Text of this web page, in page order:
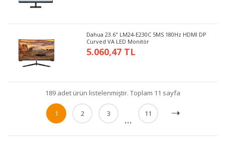
Dahua 23.6" LM24-E230C 5MS 180Hz HDMI DP
Curved VA LED Monitör
5.060,47 TL
189 adet ürün listelenmiştir. Toplam 11 sayfa
1 2 3 ... 11